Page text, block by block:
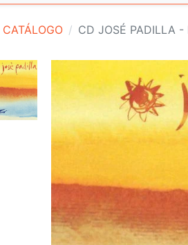
CATÁLOGO CD JOSÉ PADILLA -